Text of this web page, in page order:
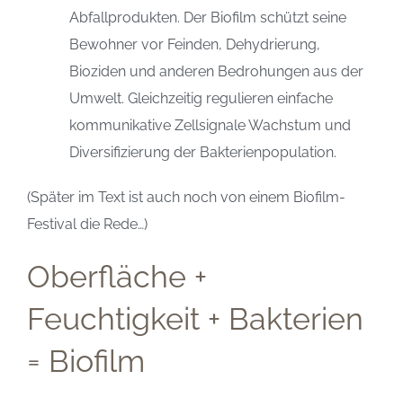
Abfallprodukten. Der Biofilm schützt seine
Bewohner vor Feinden, Dehydrierung,
Bioziden und anderen Bedrohungen aus der
Umwelt. Gleichzeitig regulieren einfache
kommunikative Zellsignale Wachstum und
Diversifizierung der Bakterienpopulation.
(Später im Text ist auch noch von einem Biofilm-
Festival die Rede…)
Oberfläche +
Feuchtigkeit + Bakterien
= Biofilm